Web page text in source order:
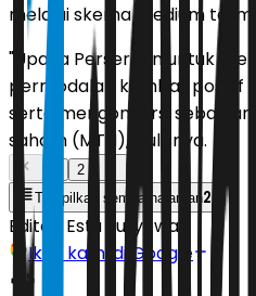
melalui skema medium term
"Upaya Perseroan untuk
permodalan kembali positif
serta mengonversi
saham (MTN)," tulisnya.
2
Tampilkan semua halaman2
Editor: Estu Suryowati
Ikuti kami di Google